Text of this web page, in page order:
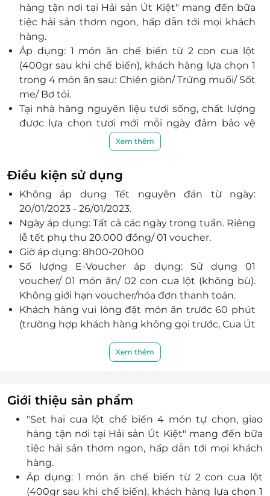
hàng tận nơi tại Hải sản Út Kiệt" mang đến bữa
tiệc hải sản thơm ngon, hấp dẫn tới mọi khách
hàng.
Áp dụng: 1 món ăn chế biến từ 2 con cua lột
(400gr sau khi chế biến), khách hàng lựa chọn 1
trong 4 món ăn sau: Chiên giòn/ Trứng muối/ Sốt
me/ Bơ tỏi.
Tại nhà hàng nguyên liệu tươi sống, chất lượng
được lựa chọn tươi mới mỗi ngày đảm bảo vệ
sinh an toàn thực phẩm.
Với đội ngũ nhân viên chuyên nghiệp, chu đáo,
nhiệt tình cùng chất lượng dịch vụ đẳng cấp,
nhà hàng Út Kiệt sẽ mang đến sự hài lòng nhất
tới mọi khách hàng.
Xem thêm
Điều kiện sử dụng
Không áp dụng Tết nguyên đán từ ngày:
20/01/2023 - 26/01/2023.
Ngày áp dụng: Tất cả các ngày trong tuần. Riêng
lễ tết phụ thu 20.000 đồng/ 01 voucher.
Giờ áp dụng: 8h00-20h00
Số lượng E-Voucher áp dụng: Sử dụng 01
voucher/ 01 món ăn/ 02 con cua lột (không bù).
Không giới hạn voucher/hóa đơn thanh toán.
Khách hàng vui lòng đặt món ăn trước 60 phút
(trường hợp khách hàng không gọi trước, Cua Út
Website: vuahaisanutkiet
Facebook:
Khách hàng có nhu cầu đổi từ size nhỏ lên size
lớn (500gr/ 3 con) vui lòng thanh toán trực tiếp
tại Út Kiệt 150.000 đồng/ 01 voucher.
Áp dụng mua mang về và giao hàng tận nơi.
Khách hàng vui lòng liên hệ Hải Sản Út Kiệt để
Xem thêm
Giới thiệu sản phẩm
"Set hai cua lột chế biến 4 món tự chọn, giao
hàng tận nơi tại Hải sản Út Kiệt" mang đến bữa
tiệc hải sản thơm ngon, hấp dẫn tới mọi khách
hàng.
Áp dụng: 1 món ăn chế biến từ 2 con cua lột
(400gr sau khi chế biến), khách hàng lựa chọn 1